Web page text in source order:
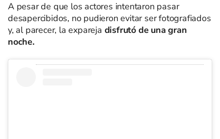
A pesar de que los actores intentaron pasar
desapercibidos, no pudieron evitar ser fotografiados
y, al parecer, la expareja disfrutó de una gran
noche.